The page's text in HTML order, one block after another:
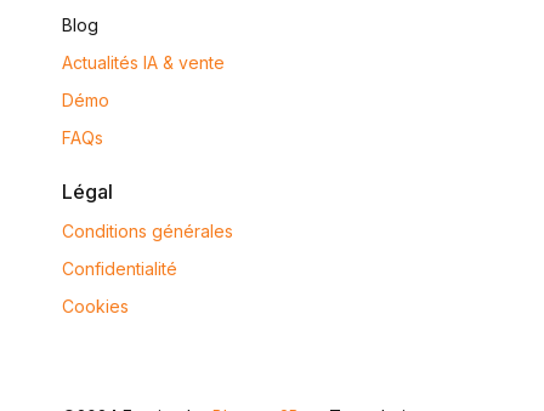
Blog
Actualités IA & vente
Démo
FAQs
Légal
Conditions générales
Confidentialité
Cookies